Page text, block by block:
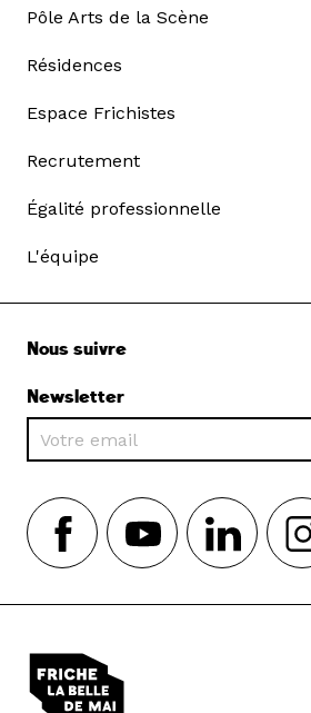
Pôle Arts de la Scène
Résidences
Espace Frichistes
Recrutement
Égalité professionnelle
L'équipe
Nous suivre
Newsletter